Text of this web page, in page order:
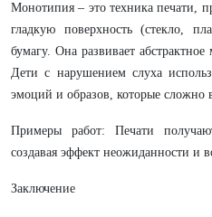
Монотипия – это техника печати,
гладкую поверхность (стекло,
бумагу. Она развивает
Дети с нарушением слуха
эмоций и образов, которые сложно
Примеры работ: Печати
создавая эффект неожиданности и
Заключение